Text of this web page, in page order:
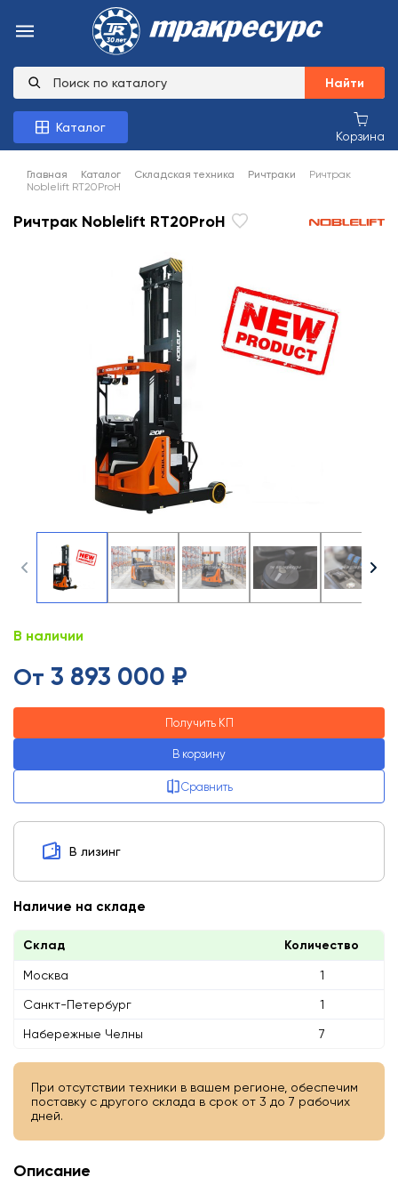
Найти
Каталог
Корзина
Главная Каталог Складская техника Ричтраки
Ричтрак
Noblelift RT20ProH
Ричтрак Noblelift RT20ProH
В наличии
От 3 893 000 ₽
Получить КП
В корзину
Сравнить
В лизинг
Наличие на складе
Склад Количество
Москва 1
Санкт-Петербург 1
Набережные Челны 7
При отсутствии техники в вашем регионе, обеспечим
поставку с другого склада в срок от 3 до 7 рабочих
дней.
Описание